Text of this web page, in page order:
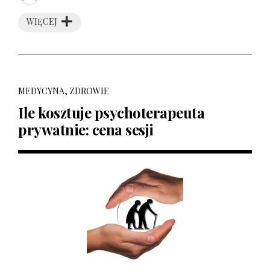
WIĘCEJ
MEDYCYNA, ZDROWIE
Ile kosztuje psychoterapeuta
prywatnie: cena sesji